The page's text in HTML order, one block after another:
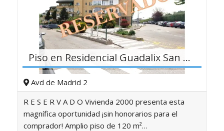
Piso en Residencial Guadalix San Agustín del Guadalix
Avd de Madrid 2
R E S E R V A D O Vivienda 2000 presenta esta
magnífica oportunidad ¡sin honorarios para el
comprador! Amplio piso de 120 m²…